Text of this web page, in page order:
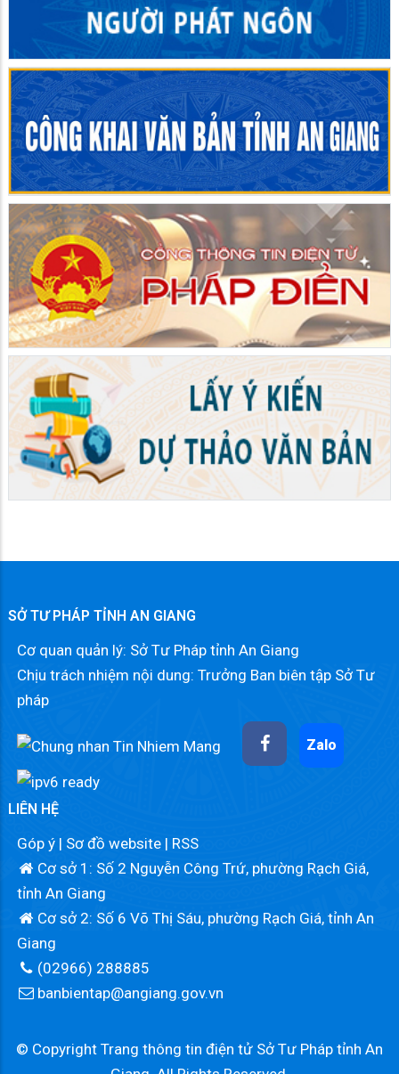
SỞ TƯ PHÁP TỈNH AN GIANG
Cơ quan quản lý: Sở Tư Pháp tỉnh An Giang
Chịu trách nhiệm nội dung: Trưởng Ban biên tập Sở Tư
pháp
Zalo
LIÊN HỆ
Góp ý | Sơ đồ website | RSS
Cơ sở 1: Số 2 Nguyễn Công Trứ, phường Rạch Giá,
tỉnh An Giang
Cơ sở 2: Số 6 Võ Thị Sáu, phường Rạch Giá, tỉnh An
Giang
(02966) 288885
banbientap@angiang.gov.vn
© Copyright Trang thông tin điện tử Sở Tư Pháp tỉnh An